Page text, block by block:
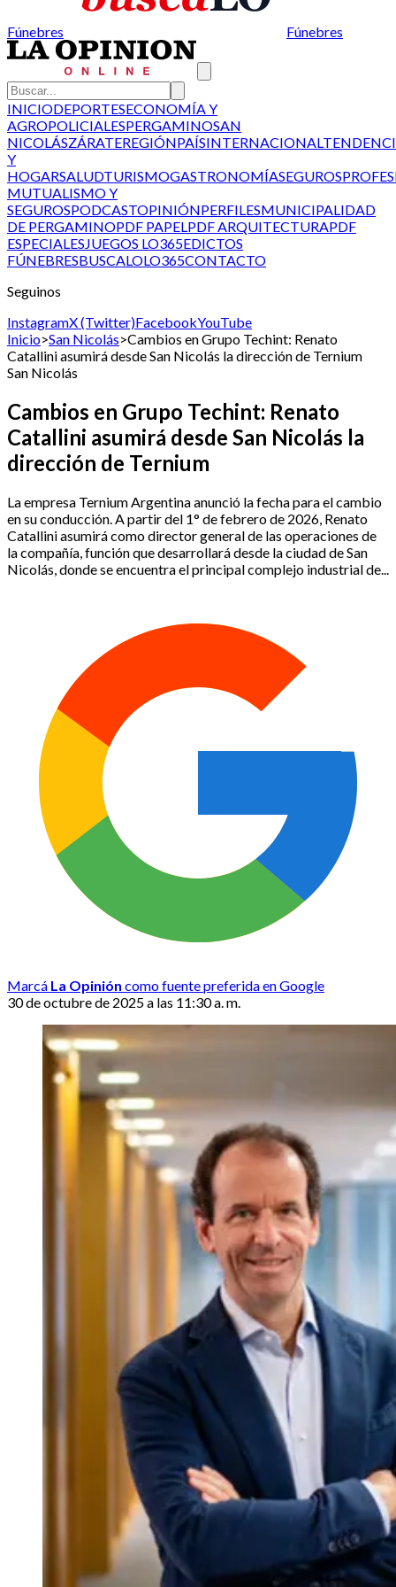
Fúnebres Fúnebres
INICIODEPORTESECONOMÍA Y
AGROPOLICIALESPERGAMINOSAN
NICOLÁSZÁRATEREGIÓNPAÍSINTERNACIONAL
Y
HOGARSALUDTURISMOGASTRONOMÍASEGUROS
MUTUALISMO Y
SEGUROSPODCASTOPINIÓNPERFILESMUNICIPALIDAD
DE PERGAMINOPDF PAPELPDF ARQUITECTURAPDF
ESPECIALESJUEGOS LO365EDICTOS
FÚNEBRESBUSCALOLO365CONTACTO
Seguinos
InstagramX (Twitter)FacebookYouTube
Inicio>San Nicolás>Cambios en Grupo Techint: Renato
Catallini asumirá desde San Nicolás la dirección de Ternium
San Nicolás
Cambios en Grupo Techint: Renato
Catallini asumirá desde San Nicolás la
dirección de Ternium
La empresa Ternium Argentina anunció la fecha para el cambio
en su conducción. A partir del 1° de febrero de 2026, Renato
Catallini asumirá como director general de las operaciones de
la compañía, función que desarrollará desde la ciudad de San
Nicolás, donde se encuentra el principal complejo industrial de...
Marcá La Opinión como fuente preferida en Google
30 de octubre de 2025 a las 11:30 a. m.